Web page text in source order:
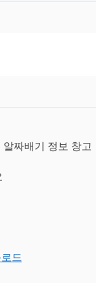
알짜배기 정보 창고
드